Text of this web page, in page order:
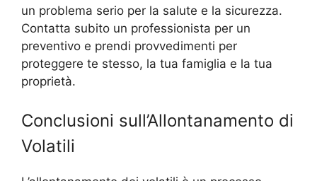
un problema serio per la salute e la sicurezza.
Contatta subito un professionista per un
preventivo e prendi provvedimenti per
proteggere te stesso, la tua famiglia e la tua
proprietà.
Conclusioni sull’Allontanamento di
Volatili